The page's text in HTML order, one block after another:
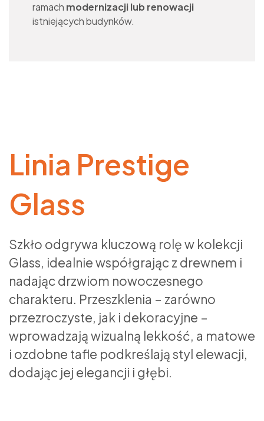
ramach modernizacji lub renowacji
istniejących budynków.
Linia Prestige
Glass
Szkło odgrywa kluczową rolę w kolekcji
Glass, idealnie współgrając z drewnem i
nadając drzwiom nowoczesnego
charakteru. Przeszklenia – zarówno
przezroczyste, jak i dekoracyjne –
wprowadzają wizualną lekkość, a matowe
i ozdobne tafle podkreślają styl elewacji,
dodając jej elegancji i głębi.